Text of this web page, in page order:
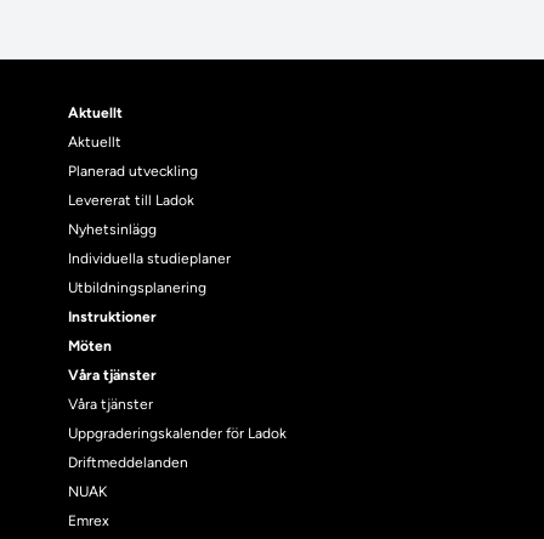
Aktuellt
Aktuellt
Planerad utveckling
Levererat till Ladok
Nyhetsinlägg
Individuella studieplaner
Utbildningsplanering
Instruktioner
Möten
Våra tjänster
Våra tjänster
Uppgraderingskalender för Ladok
Driftmeddelanden
NUAK
Emrex